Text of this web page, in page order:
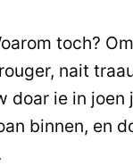
toch?
nait
doar ie in joen
binnen, en